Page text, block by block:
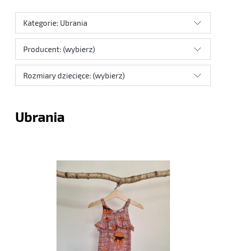
Kategorie: Ubrania
Producent: (wybierz)
Rozmiary dziecięce: (wybierz)
Ubrania